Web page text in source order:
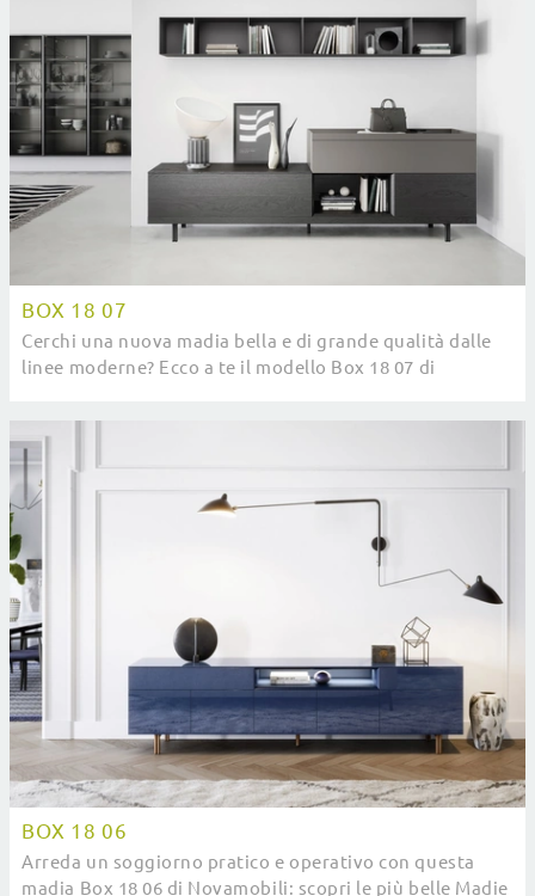
BOX 18 07
Cerchi una nuova madia bella e di grande qualità dalle
linee moderne? Ecco a te il modello Box 18 07 di
BOX 18 06
Arreda un soggiorno pratico e operativo con questa
madia Box 18 06 di Novamobili: scopri le più belle Madie